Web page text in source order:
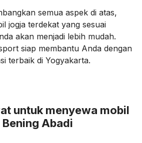
semua aspek di atas,
jogja terdekat yang sesuai
akan menjadi lebih mudah.
siap membantu Anda dengan
terbaik di Yogyakarta.
untuk menyewa mobil
Abadi